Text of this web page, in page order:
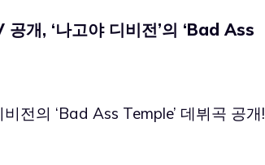
개, ‘나고야 디비전’의 ‘Bad Ass
전의 ‘Bad Ass Temple’ 데뷔곡 공개!